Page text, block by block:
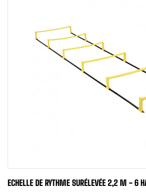
ECHELLE DE RYTHME SURÉLEVÉE 2,2 M - 6